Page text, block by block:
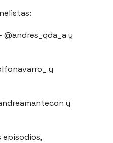
@andres_gda_a y
y
y
episodios,